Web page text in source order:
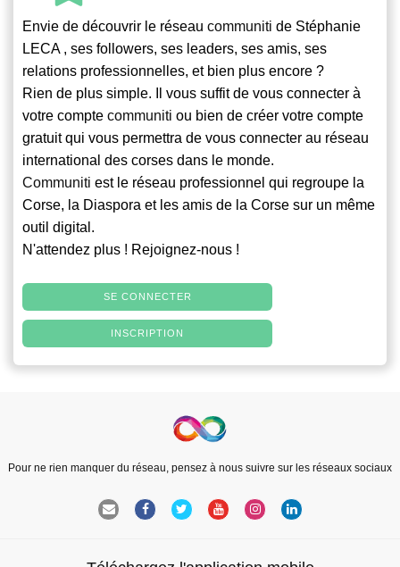
Envie de découvrir le réseau communiti de Stéphanie
LECA , ses followers, ses leaders, ses amis, ses
relations professionnelles, et bien plus encore ?
Rien de plus simple. Il vous suffit de vous connecter à
votre compte communiti ou bien de créer votre compte
gratuit qui vous permettra de vous connecter au réseau
international des corses dans le monde.
Communiti est le réseau professionnel qui regroupe la
Corse, la Diaspora et les amis de la Corse sur un même
outil digital.
N'attendez plus ! Rejoignez-nous !
SE CONNECTER
INSCRIPTION
Pour ne rien manquer du réseau, pensez à nous suivre sur les réseaux sociaux